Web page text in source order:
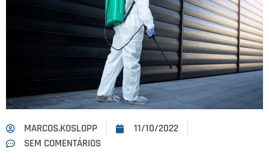
MARCOS.KOSLOPP
11/10/2022
SEM COMENTÁRIOS